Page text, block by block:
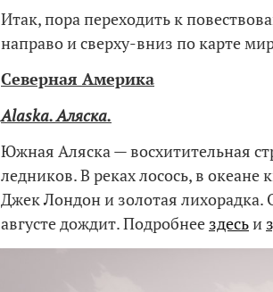
Итак, пора переходить к
направо и сверху-вниз по карте
Северная Америка
Alaska. Аляска.
Южная Аляска — восхитительная
ледников. В реках лосось, в
Джек Лондон и золотая лихорадка.
августе дождит. Подробнее здесьи